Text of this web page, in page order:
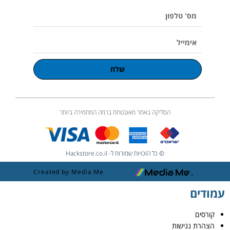
שלח
הסליקה באתר מאובטחת ברמה המחמירה ביותר
© כל הזכויות שמורות ל- Hackstore.co.il
Created by Media Me
עמודים
קורסים
הצהרת נגישות